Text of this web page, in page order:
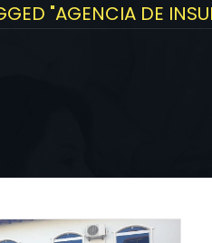
"AGENCIA DE